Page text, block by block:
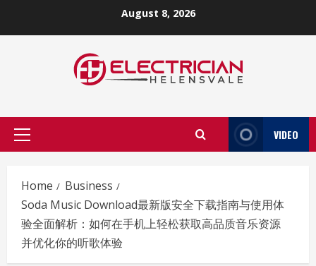
August 8, 2026
Primary
VIDEO
Home
Business
Soda Music Download最新版安全下载指南与使用体
验全面解析：如何在手机上轻松获取高品质音乐资源
并优化你的听歌体验